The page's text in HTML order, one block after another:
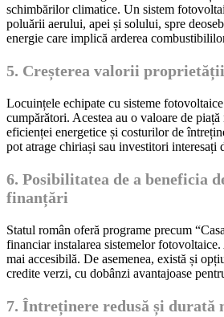
schimbărilor climatice. Un sistem
poluării aerului, apei și solului, spre
energie care implică arderea
5. Creșterea valorii proprietății
Locuințele echipate cu sisteme
cumpărători. Acestea au o valoare de
eficienței energetice și costurilor de
pot atrage chiriași sau investitori interesați
6. Posibilitatea de a beneficia
finanțări
Statul român oferă programe precum
financiar instalarea sistemelor
mai accesibilă. De asemenea, există și
credite verzi, cu dobânzi avantajoase
7. Întreținere redusă și durată